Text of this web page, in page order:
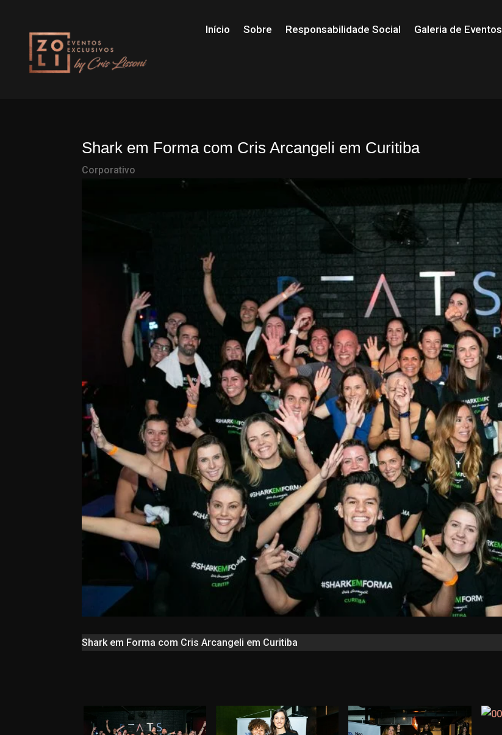
Início Sobre Responsabilidade Social Galeria de Eventos
Shark em Forma com Cris Arcangeli em Curitiba
Corporativo
Shark em Forma com Cris Arcangeli em Curitiba